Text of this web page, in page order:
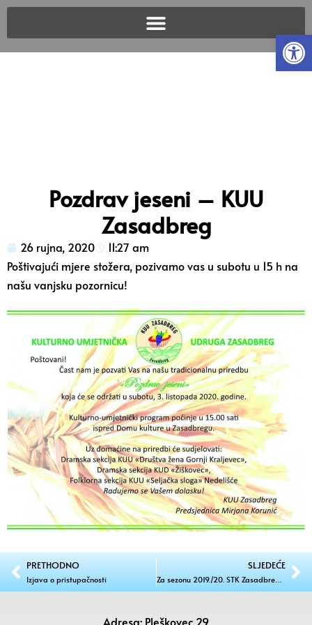
Pozdrav jeseni – KUU
Zasadbreg
26 rujna, 2020
11:27 am
Poštivajući mjere stožera, pozivamo vas u subotu u 15 h na
našu vanjsku pozornicu!
PRETHODNO
Izjava o pristupačnosti
SLJEDEĆE
Za sezonu 2019./20. STK Zasadbreg dobio je dva pehara
Adresa: Pleškovec 29